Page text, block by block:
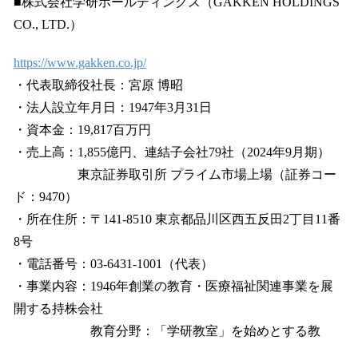
CO., LTD.）
https://www.gakken.co.jp/
・代表取締役社長：宮原 博昭
・法人設立年月日：1947年3月31日
・資本金：19,817百万円
・売上高：1,855億円、連結子会社79社（2024年9月期）
東京証券取引所 プライム市場上場（証券コー
ド：9470）
・所在住所：〒141-8510 東京都品川区西五反田2丁目11番
8号
・電話番号：03-6431-1001（代表）
・事業内容：1946年創業の教育・医療福祉関連事業を展
開する持株会社
教育分野：「学研教室」を始めとする教